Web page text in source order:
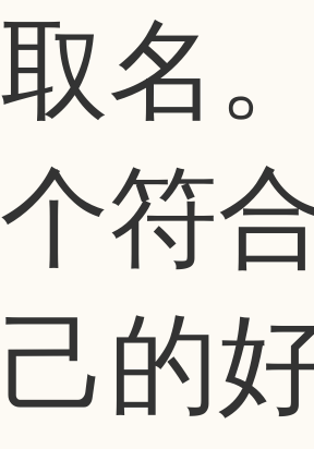
取名
个符
己的